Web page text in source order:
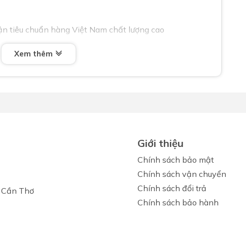
tiêu chuẩn hàng Việt Nam chất lượng cao
Xem thêm
Thơ
Giới thiệu
Chính sách bảo mật
Chính sách vận chuyển
Chính sách đổi trả
Chính sách bảo hành